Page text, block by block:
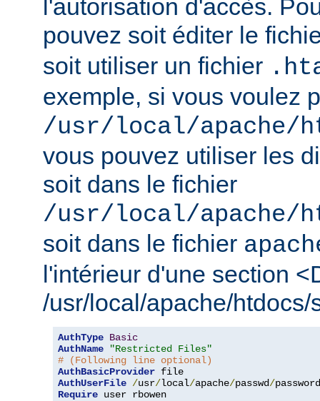
l'autorisation d'accès.
pouvez soit éditer le
soit utiliser un fichier
exemple, si vous voulez
/usr/local/apache/
vous pouvez utiliser les
soit dans le fichier
/usr/local/apache/
soit dans le fichier
l'intérieur d'une section
/usr/local/apache/htdocs/
AuthType Basic
AuthName
"Restricted Files"
# (Following line optional)
AuthBasicProvider
AuthUserFile /usr/local/apache/passwd/
Require user rbowen